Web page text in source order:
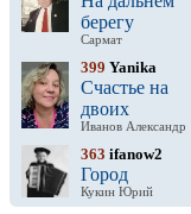
берегу
Сармат
399 Yanika
Счастье на
двоих
Иванов Александр
363 ifanow2
Город
Кукин Юрий